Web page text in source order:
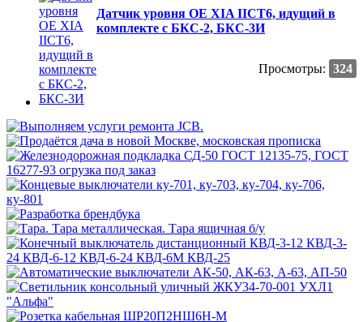
Датчик уровня ОЕ XIA IICT6, идущий в
комплекте с БКС-2, БКС-3И
Просмотры: 324